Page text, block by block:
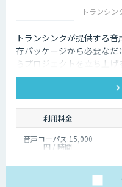
トランシン
トランシンクが提供する
存パッケージから必要な
らプロジェクトを立ち上
モデルの開発ができます。
利用料金
音声コーパス:15,000
円 / 時間
人物写真画像収集:300